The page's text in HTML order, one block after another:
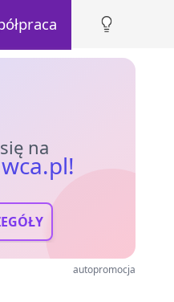
na
autopromocja